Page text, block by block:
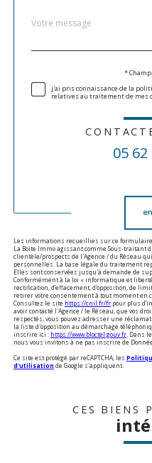
Fieldset
Message
*
*
j'ai pris connaissance de la
relatives au traitement de mes
05 62
Les informations recueillies sur ce
La Boite Immo agissant comme Sous-traitant
clientèle/prospects de l'Agence / du Réseau
personnelles. La base légale du traitement
Elles sont conservées jusqu'à demande de
Conformément à la loi « informatique et
rectification, d’effacement, d’opposition, de
retirer votre consentement à tout moment en
Consultez le site https://cnil.fr/fr pour plus
avoir contacté l'Agence / le Réseau, que vos
respectés, vous pouvez adresser une
la liste d'opposition au démarchage
inscrire ici : https://www.bloctel.gouv.fr . Dans
nous vous invitons à ne pas inscrire de
Ce site est protégé par reCAPTCHA, les
d'utilisation de Google s'appliquent.
CES BIENS